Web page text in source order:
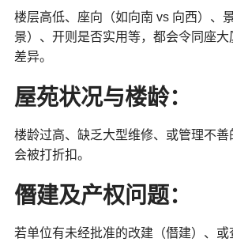
楼层高低、座向（如向南 vs 向西）、
景）、开则是否实用等，都会令同座
差异。
屋苑状况与楼龄：
楼龄过高、缺乏大型维修、或管理不
会被打折扣。
僭建及产权问题：
若单位有未经批准的改建（僭建）、